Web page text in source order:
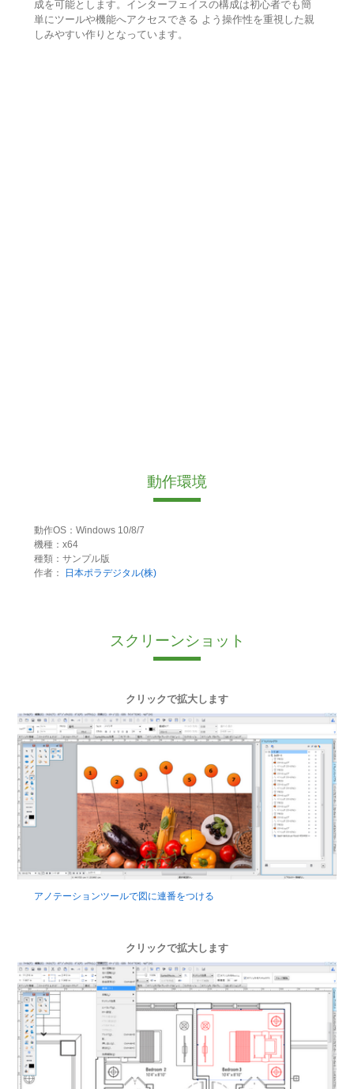
成を可能とします。インターフェイスの構成は初心者でも簡
単にツールや機能へアクセスできる よう操作性を重視した親
しみやすい作りとなっています。
動作環境
動作OS：Windows 10/8/7
機種：x64
種類：サンプル版
作者：
日本ポラデジタル(株)
スクリーンショット
クリックで拡大します
アノテーションツールで図に連番をつける
クリックで拡大します